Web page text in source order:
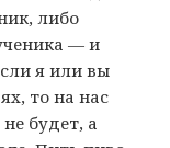
либо
— и
я или вы
то на нас
будет, а